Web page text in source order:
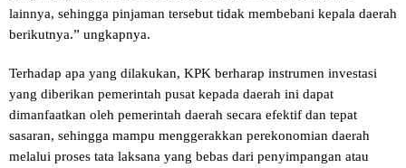
lainnya, sehingga pinjaman tersebut tidak membebani kepala daerah
berikutnya.” ungkapnya.
Terhadap apa yang dilakukan, KPK berharap instrumen investasi
yang diberikan pemerintah pusat kepada daerah ini dapat
dimanfaatkan oleh pemerintah daerah secara efektif dan tepat
sasaran, sehingga mampu menggerakkan perekonomian daerah
melalui proses tata laksana yang bebas dari penyimpangan atau